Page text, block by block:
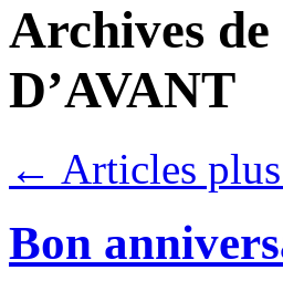
Archives
D’AVANT
← Articles
Bon